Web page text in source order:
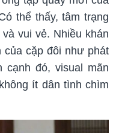
thể thấy, tâm trạng
vui vẻ. Nhiều khán
của cặp đôi như phát
cạnh đó, visual mãn
ít dân tình chìm